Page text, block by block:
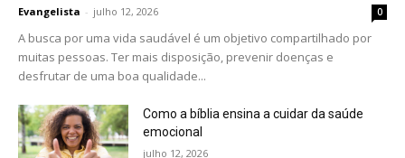
Evangelista - julho 12, 2026 0
A busca por uma vida saudável é um objetivo compartilhado por
muitas pessoas. Ter mais disposição, prevenir doenças e
desfrutar de uma boa qualidade...
Como a bíblia ensina a cuidar da saúde
emocional
julho 12, 2026